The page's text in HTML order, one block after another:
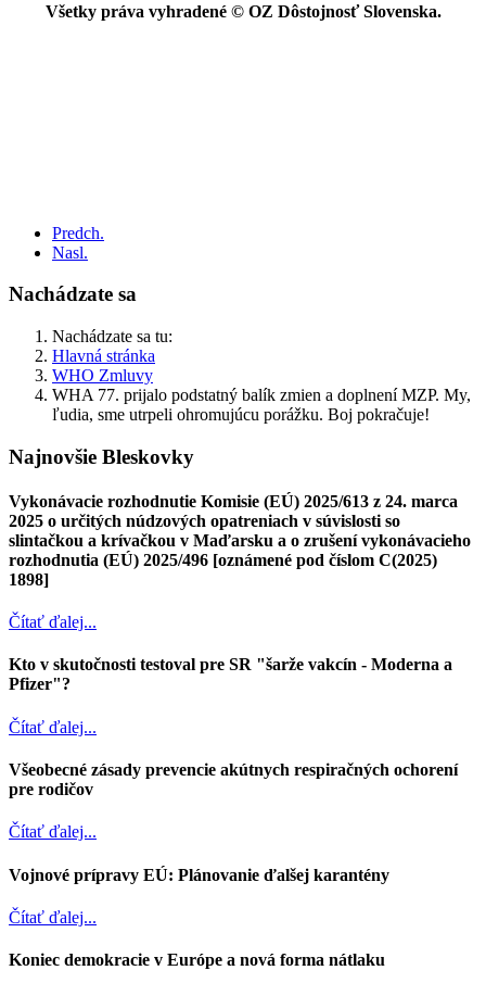
Všetky práva vyhradené © OZ Dôstojnosť Slovenska.
Predch.
Nasl.
Nachádzate sa
Nachádzate sa tu:
Hlavná stránka
WHO Zmluvy
WHA 77. prijalo podstatný balík zmien a doplnení MZP. My,
ľudia, sme utrpeli ohromujúcu porážku. Boj pokračuje!
Najnovšie Bleskovky
Vykonávacie rozhodnutie Komisie (EÚ) 2025/613 z 24. marca
2025 o určitých núdzových opatreniach v súvislosti so
slintačkou a krívačkou v Maďarsku a o zrušení vykonávacieho
rozhodnutia (EÚ) 2025/496 [oznámené pod číslom C(2025)
1898]
Čítať ďalej...
Kto v skutočnosti testoval pre SR "šarže vakcín - Moderna a
Pfizer"?
Čítať ďalej...
Všeobecné zásady prevencie akútnych respiračných ochorení
pre rodičov
Čítať ďalej...
Vojnové prípravy EÚ: Plánovanie ďalšej karantény
Čítať ďalej...
Koniec demokracie v Európe a nová forma nátlaku